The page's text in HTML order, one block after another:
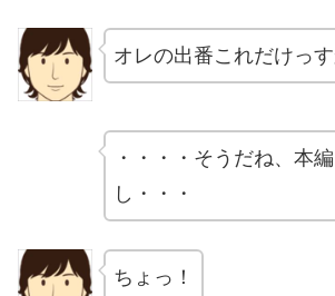
オレの出番これだけっす
・・・・そうだね、本
し・・・
ちょっ！